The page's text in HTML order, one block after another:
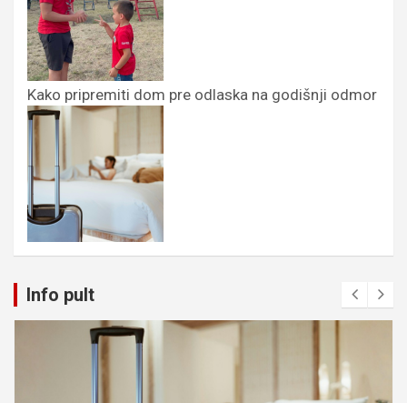
Kako pripremiti dom pre odlaska na godišnji odmor
Info pult